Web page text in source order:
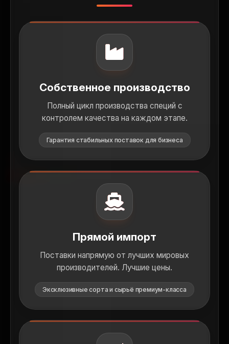
SendyFood -
Компания SendyFood
Собственное производство
Полный цикл производства специй с
контролем качества на каждом этапе.
Гарантия стабильных поставок для бизнеса
Прямой импорт
Поставки напрямую от лучших мировых
производителей. Лучшие цены.
Эксклюзивные сорта и сырьё премиум-класса